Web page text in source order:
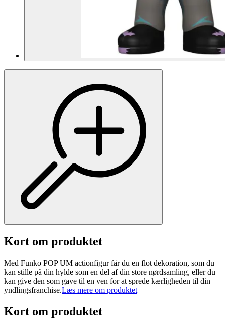
Kort om produktet
Med Funko POP UM actionfigur får du en flot dekoration, som du
kan stille på din hylde som en del af din store nørdsamling, eller du
kan give den som gave til en ven for at sprede kærligheden til din
yndlingsfranchise.Læs mere om produktet
Kort om produktet